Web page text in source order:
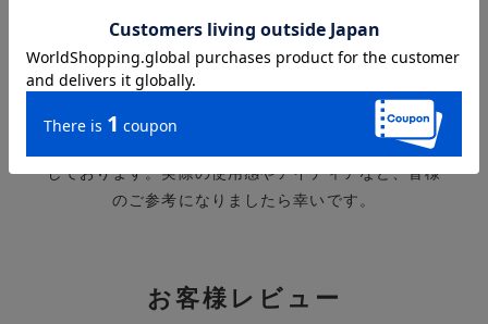
ます。
お客様がインスタグラムにて【ハッシュタグ #わたし
のKanmi】をつけて投稿してくださったアイテムや浅
草実店舗に連れてきてくれたKanmiアイテムをご紹介
しております。実際の使用感やアイディアなど、皆様
のご参考になりましたら幸いです。
お客様レビュー